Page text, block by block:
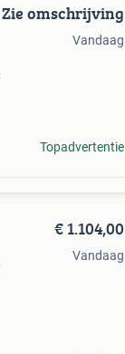
Zie omschrijving
Vandaag
Topadvertentie
€ 1.104,00
Vandaag